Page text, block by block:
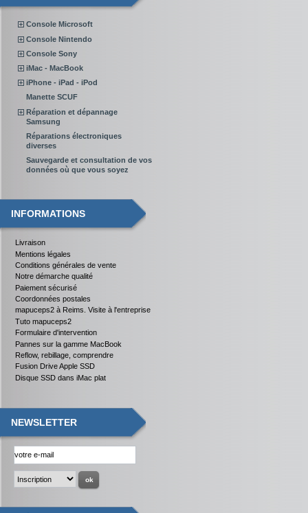
Console Microsoft
Console Nintendo
Console Sony
iMac - MacBook
iPhone - iPad - iPod
Manette SCUF
Réparation et dépannage
Samsung
Réparations électroniques
diverses
Sauvegarde et consultation de vos
données où que vous soyez
INFORMATIONS
Livraison
Mentions légales
Conditions générales de vente
Notre démarche qualité
Paiement sécurisé
Coordonnées postales
mapuceps2 à Reims. Visite à l'entreprise
Tuto mapuceps2
Formulaire d'intervention
Pannes sur la gamme MacBook
Reflow, rebillage, comprendre
Fusion Drive Apple SSD
Disque SSD dans iMac plat
NEWSLETTER